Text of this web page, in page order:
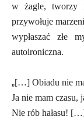
w żagle, tworzy
przywołuje
wypłaszać złe
autoironiczna.
„[…] Obiadu nie
Ja nie mam czasu,
Nie rób hałasu!